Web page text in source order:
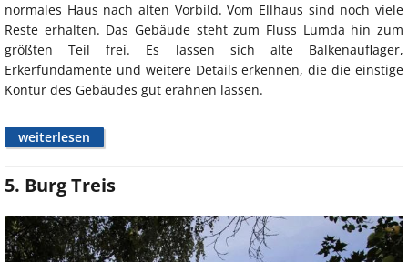
normales Haus nach alten Vorbild. Vom Ellhaus sind noch viele
Reste erhalten. Das Gebäude steht zum Fluss Lumda hin zum
größten Teil frei. Es lassen sich alte Balkenauflager,
Erkerfundamente und weitere Details erkennen, die die einstige
Kontur des Gebäudes gut erahnen lassen.
weiterlesen
5. Burg Treis